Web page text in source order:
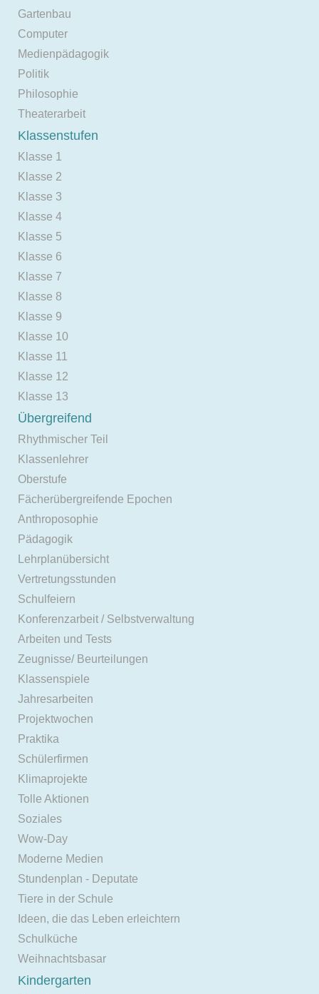
Gartenbau
Computer
Medienpädagogik
Politik
Philosophie
Theaterarbeit
Klassenstufen
Klasse 1
Klasse 2
Klasse 3
Klasse 4
Klasse 5
Klasse 6
Klasse 7
Klasse 8
Klasse 9
Klasse 10
Klasse 11
Klasse 12
Klasse 13
Übergreifend
Rhythmischer Teil
Klassenlehrer
Oberstufe
Fächerübergreifende Epochen
Anthroposophie
Pädagogik
Lehrplanübersicht
Vertretungsstunden
Schulfeiern
Konferenzarbeit / Selbstverwaltung
Arbeiten und Tests
Zeugnisse/ Beurteilungen
Klassenspiele
Jahresarbeiten
Projektwochen
Praktika
Schülerfirmen
Klimaprojekte
Tolle Aktionen
Soziales
Wow-Day
Moderne Medien
Stundenplan - Deputate
Tiere in der Schule
Ideen, die das Leben erleichtern
Schulküche
Weihnachtsbasar
Kindergarten